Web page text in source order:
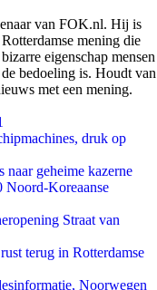
van FOK.nl. Hij is
mening die
eigenschap mensen
bedoeling is. Houdt van
met een mening.
druk op
geheime kazerne
Noord-Koreaanse
Straat van
terug in Rotterdamse
Noorwegen